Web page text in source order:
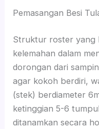
Pemasangan Besi
Struktur roster yang
kelemahan dalam
dorongan dari
agar kokoh berdiri,
(stek) berdiameter
ketinggian 5-6
ditanamkan secara